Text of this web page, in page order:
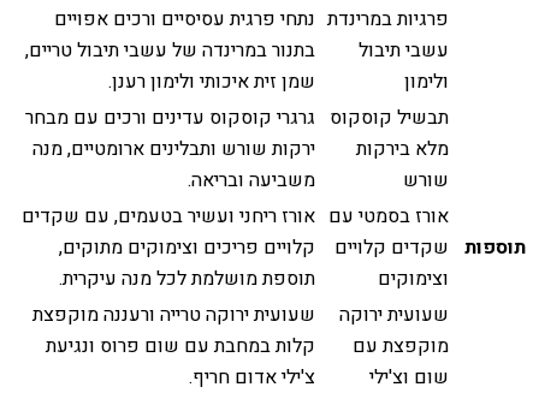
פרגיות במרינדת
עשבי תיבול
ולימון
נתחי פרגית עסיסיים ורכים אפויים
בתנור במרינדה של עשבי תיבול טריים,
שמן זית איכותי ולימון רענן.
תבשיל קוסקוס
מלא בירקות
שורש
גרגרי קוסקוס עדינים ורכים עם מבחר
ירקות שורש ותבלינים ארומטיים, מנה
משביעה ובריאה.
תוספות
אורז בסמטי עם
שקדים קלויים
וצימוקים
אורז ריחני ועשיר בטעמים, עם שקדים
קלויים פריכים וצימוקים מתוקים,
תוספת מושלמת לכל מנה עיקרית.
שעועית ירוקה
מוקפצת עם
שום וצ'ילי
שעועית ירוקה טרייה ורעננה מוקפצת
קלות במחבת עם שום פרוס ונגיעת
צ'ילי אדום חריף.